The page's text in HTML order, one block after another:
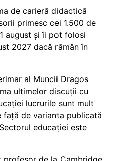
de carieră didactică
primesc cei 1.500 de
august și îi pot folosi
2027 dacă rămân în
al Muncii Dragos
ultimelor discuții cu
lucrurile sunt mult
față de varianta publicată
educației este